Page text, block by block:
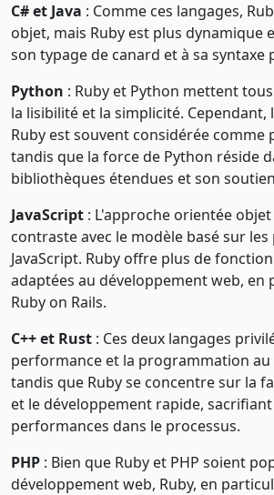
C# et Java : Comme ces langages,
objet, mais Ruby est plus dynamique
son typage de canard et à sa syntaxe
Python : Ruby et Python mettent
la lisibilité et la simplicité. Cependant,
Ruby est souvent considérée comme
tandis que la force de Python réside
bibliothèques étendues et son
JavaScript : L'approche orientée objet
contraste avec le modèle basé sur
JavaScript. Ruby offre plus de
adaptées au développement web, en
Ruby on Rails.
C++ et Rust : Ces deux langages
performance et la programmation au
tandis que Ruby se concentre sur la
et le développement rapide,
performances dans le processus.
PHP : Bien que Ruby et PHP soient
développement web, Ruby, en